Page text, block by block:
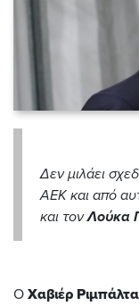
Δεν μιλάει
ΑΕΚ και από
και τονΛούκα
Ο Χαβιέρ Ριμπάλτα